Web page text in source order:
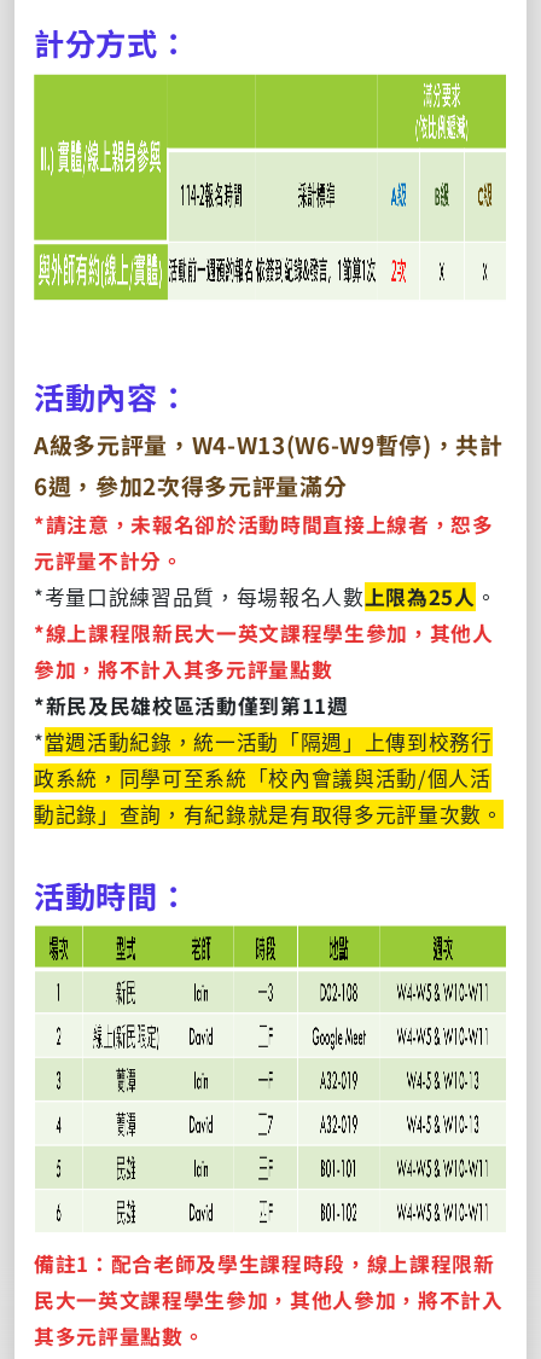
計分方式：
活動內容：
A級多元評量，W4-W13(W6-W9暫停)，共計
6週，參加2次得多元評量滿分
*請注意，未報名卻於活動時間直接上線者，恕多
元評量不計分。
*考量口說練習品質，每場報名人數上限為25人 。
*線上課程限新民大一英文課程學生參加，其他人
參加，將不計入其多元評量點數
*新民及民雄校區活動僅到第11週
*當週活動紀錄，統一活動「隔週」上傳到校務行
政系統，同學可至系統「校內會議與活動/個人活
動記錄」查詢，有紀錄就是有取得多元評量次數。
活動時間：
備註1：配合老師及學生課程時段，線上課程限新
民大一英文課程學生參加，其他人參加，將不計入
其多元評量點數。